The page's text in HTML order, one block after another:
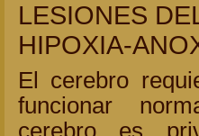
LESIONES
HIPOXIA-
El cerebro
funcionar
cerebro es